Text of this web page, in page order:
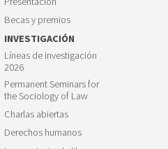
Becas y premios
INVESTIGACIÓN
Líneas de investigación
2026
Permanent Seminars for
the Sociology of Law
Charlas abiertas
Derechos humanos